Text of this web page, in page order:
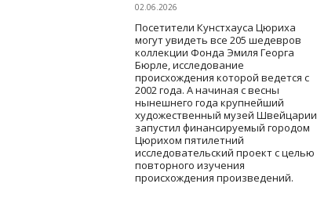
02.06.2026
Посетители Кунстхауса Цюриха
могут увидеть все 205 шедевров
коллекции Фонда Эмиля Георга
Бюрле, исследование
происхождения которой ведется с
2002 года. А начиная с весны
нынешнего года крупнейший
художественный музей Швейцарии
запустил финансируемый городом
Цюрихом пятилетний
исследовательский проект с целью
повторного изучения
происхождения произведений.